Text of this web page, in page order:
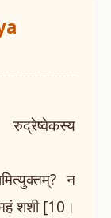
न
शशी [10।